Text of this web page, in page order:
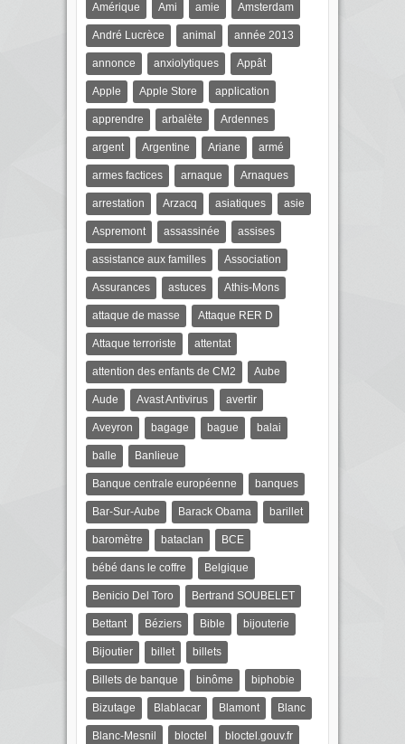
Amérique Ami amie Amsterdam
André Lucrèce animal année 2013
annonce anxiolytiques Appât
Apple Apple Store application
apprendre arbalète Ardennes
argent Argentine Ariane armé
armes factices arnaque Arnaques
arrestation Arzacq asiatiques asie
Aspremont assassinée assises
assistance aux familles Association
Assurances astuces Athis-Mons
attaque de masse Attaque RER D
Attaque terroriste attentat
attention des enfants de CM2 Aube
Aude Avast Antivirus avertir
Aveyron bagage bague balai
balle Banlieue
Banque centrale européenne banques
Bar-Sur-Aube Barack Obama barillet
baromètre bataclan BCE
bébé dans le coffre Belgique
Benicio Del Toro Bertrand SOUBELET
Bettant Béziers Bible bijouterie
Bijoutier billet billets
Billets de banque binôme biphobie
Bizutage Blablacar Blamont Blanc
Blanc-Mesnil bloctel bloctel.gouv.fr